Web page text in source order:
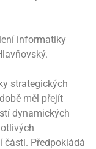
informatiky
strategických
měl přejít
dynamických
části. Předpokládá